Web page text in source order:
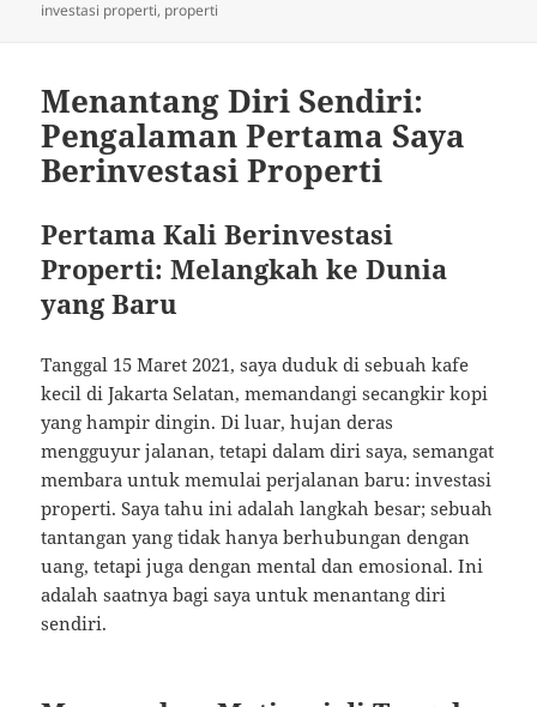
on
investasi properti, properti
Menantang Diri Sendiri:
Pengalaman Pertama Saya
Berinvestasi Properti
Pertama Kali Berinvestasi
Properti: Melangkah ke Dunia
yang Baru
Tanggal 15 Maret 2021, saya duduk di sebuah kafe
kecil di Jakarta Selatan, memandangi secangkir kopi
yang hampir dingin. Di luar, hujan deras
mengguyur jalanan, tetapi dalam diri saya, semangat
membara untuk memulai perjalanan baru: investasi
properti. Saya tahu ini adalah langkah besar; sebuah
tantangan yang tidak hanya berhubungan dengan
uang, tetapi juga dengan mental dan emosional. Ini
adalah saatnya bagi saya untuk menantang diri
sendiri.